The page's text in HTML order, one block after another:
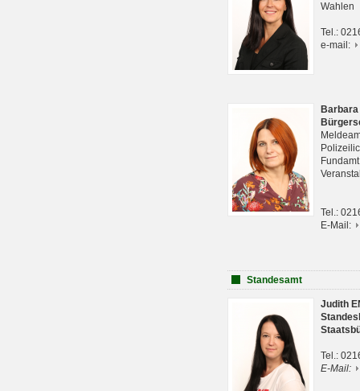
Wahlen
Tel.:
e-mail:
Tel.:
E-Mail:
Standesamt
Judith
Tel.:
E-Mail: